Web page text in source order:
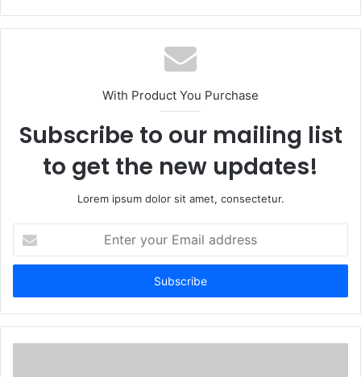
b
s
i
e
With Product You Purchase
Subscribe to our mailing list
to get the new updates!
Lorem ipsum dolor sit amet, consectetur.
t
r
y